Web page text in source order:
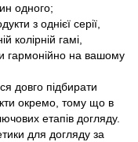
одного;
з однієї серії,
колірній гамі,
гармонійно на вашому
довго підбирати
окремо, тому що в
етапів догляду.
для догляду за